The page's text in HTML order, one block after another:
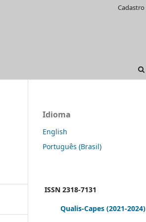
Cadastro
Idioma
English
Português (Brasil)
ISSN 2318-7131
Qualis-Capes (2021-2024)